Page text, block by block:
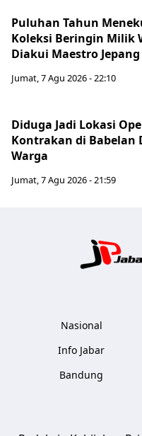
Puluhan Tahun
Koleksi Beringin Milik
Diakui Maestro Jepang
Jumat, 7 Agu 2026 - 22:10
Diduga Jadi Lokasi
Kontrakan di Babelan
Warga
Jumat, 7 Agu 2026 - 21:59
Nasional
Info Jabar
Bandung